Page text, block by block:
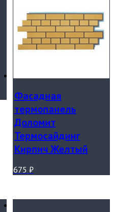
Фасадная
термопанель
Доломит
Термосайдинг
Кирпич Желтый
675 ₽